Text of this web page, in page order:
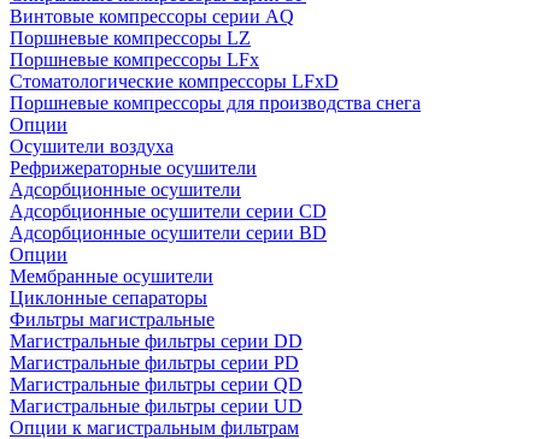
Винтовые компрессоры серии AQ
Поршневые компрессоры LZ
Поршневые компрессоры LFx
Стоматологические компрессоры LFxD
Поршневые компрессоры для производства снега
Опции
Осушители воздуха
Рефрижераторные осушители
Адсорбционные осушители
Адсорбционные осушители серии CD
Адсорбционные осушители серии BD
Опции
Мембранные осушители
Циклонные сепараторы
Фильтры магистральные
Магистральные фильтры серии DD
Магистральные фильтры серии PD
Магистральные фильтры серии QD
Магистральные фильтры серии UD
Опции к магистральным фильтрам